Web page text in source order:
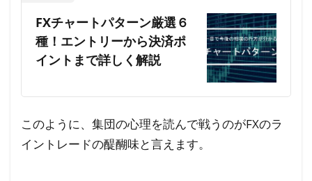
FXチャートパターン厳選６
種！エントリーから決済ポ
イントまで詳しく解説
このように、集団の心理を読んで戦うのがFXのラ
イントレードの醍醐味と言えます。